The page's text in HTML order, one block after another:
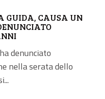
GUIDA, CAUSA UN
denunciato
nella serata dello